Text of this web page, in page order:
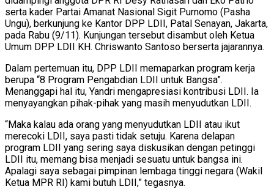
serta kader Partai Amanat Nasional Sigit Purnomo (Pasha
Ungu), berkunjung ke Kantor DPP LDII, Patal Senayan, Jakarta,
pada Rabu (9/11). Kunjungan tersebut disambut oleh Ketua
Umum DPP LDII KH. Chriswanto Santoso berserta jajarannya.
Dalam pertemuan itu, DPP LDII memaparkan program kerja
berupa “8 Program Pengabdian LDII untuk Bangsa”.
Menanggapi hal itu, Yandri mengapresiasi kontribusi LDII. Ia
menyayangkan pihak-pihak yang masih menyudutkan LDII.
“Maka kalau ada orang yang menyudutkan LDII atau ikut
merecoki LDII, saya pasti tidak setuju. Karena delapan
program LDII yang sering saya diskusikan dengan petinggi
LDII itu, memang bisa menjadi sesuatu untuk bangsa ini.
Apalagi saya sebagai pimpinan lembaga tinggi negara (Wakil
Ketua MPR RI) kami butuh LDII,” tegasnya.